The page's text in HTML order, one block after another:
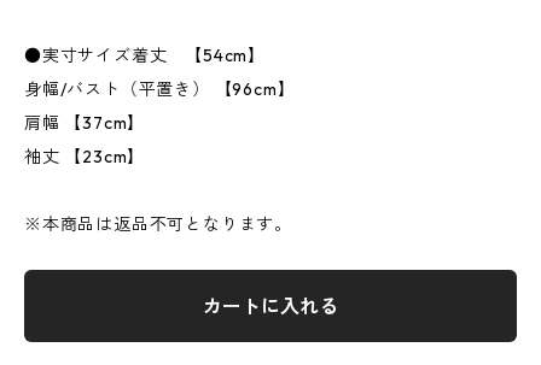
●実寸サイズ着丈 【54cm】
身幅/バスト（平置き） 【96cm】
肩幅 【37cm】
袖丈 【23cm】
※本商品は返品不可となります。
カートに入れる